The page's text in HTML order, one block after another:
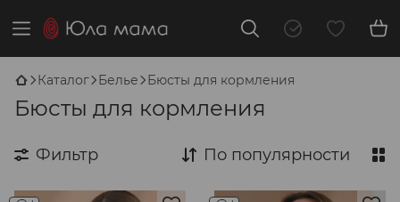
Каталог Белье Бюсты для кормления
Бюсты для кормления
Фильтр По популярности